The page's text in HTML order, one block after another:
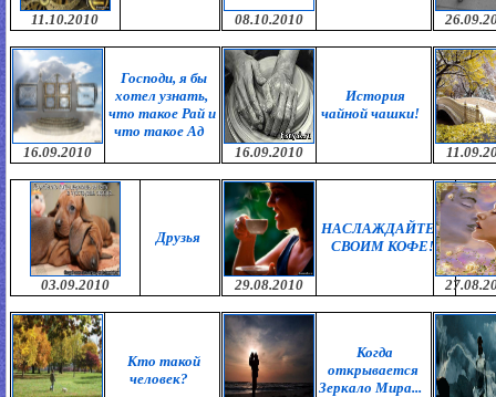
11.10.2010 08.10.2010
16.09.2010
Господи, я бы
хотел узнать,
что такое Рай и
что такое Ад
16.09.2010
История
чайной чашки!
03.09.2010
Друзья
29.08.2010
НАСЛАЖДАЙТЕСЬ
СВОИМ КОФЕ!
Кто такой
человек?
Когда
открывается
Зеркало Мира...